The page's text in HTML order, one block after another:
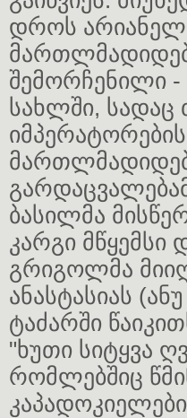
დროს
შემორჩენილი
სახლში, სადაც
ბასილმა
კარგი მწყემსი
გრიგოლმა
ანასტასიას
ტაძარში
"ხუთი სიტყვა
რომლებშიც